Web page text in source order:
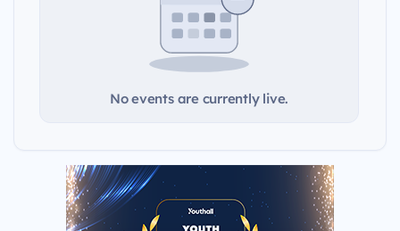
No events are currently live.